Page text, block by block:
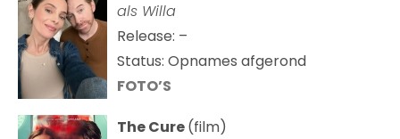
als Willa
Release: –
Status: Opnames afgerond
FOTO’S
The Cure(film)